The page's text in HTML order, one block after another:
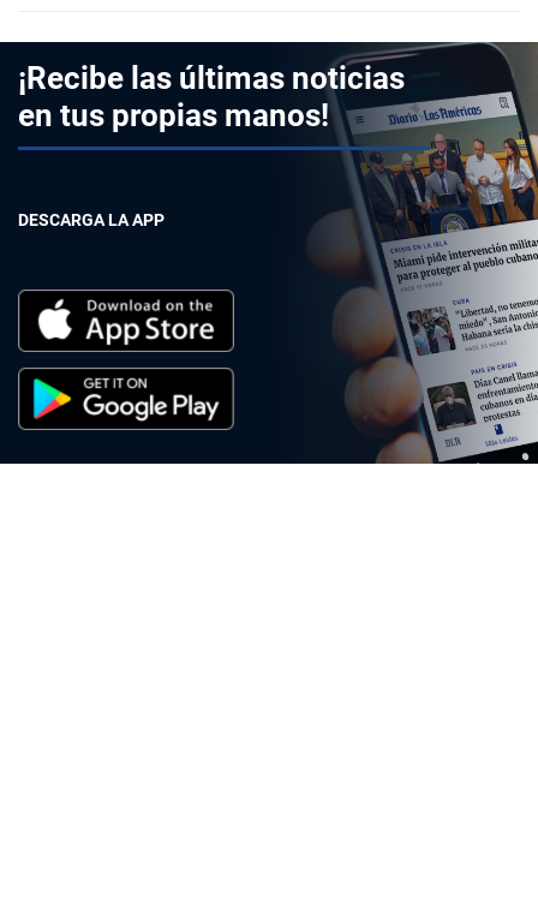
¡Recibe las últimas noticias
en tus propias manos!
DESCARGA LA APP